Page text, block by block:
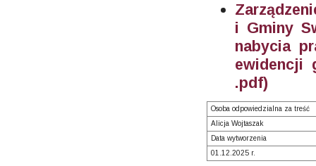
i Gminy
nabycia
ewidencji
.pdf)
Osoba odpowiedzialna za treść
Alicja Wojtaszak
Data wytworzenia
01.12.2025 r.